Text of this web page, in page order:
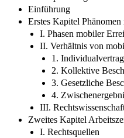
Einführung
Erstes Kapitel
I. Phasen mobiler
II. Verhältnis von
1.
2. Kollektive
3. Gesetzliche
4.
III.
Zweites Kapitel
I. Rechtsquellen